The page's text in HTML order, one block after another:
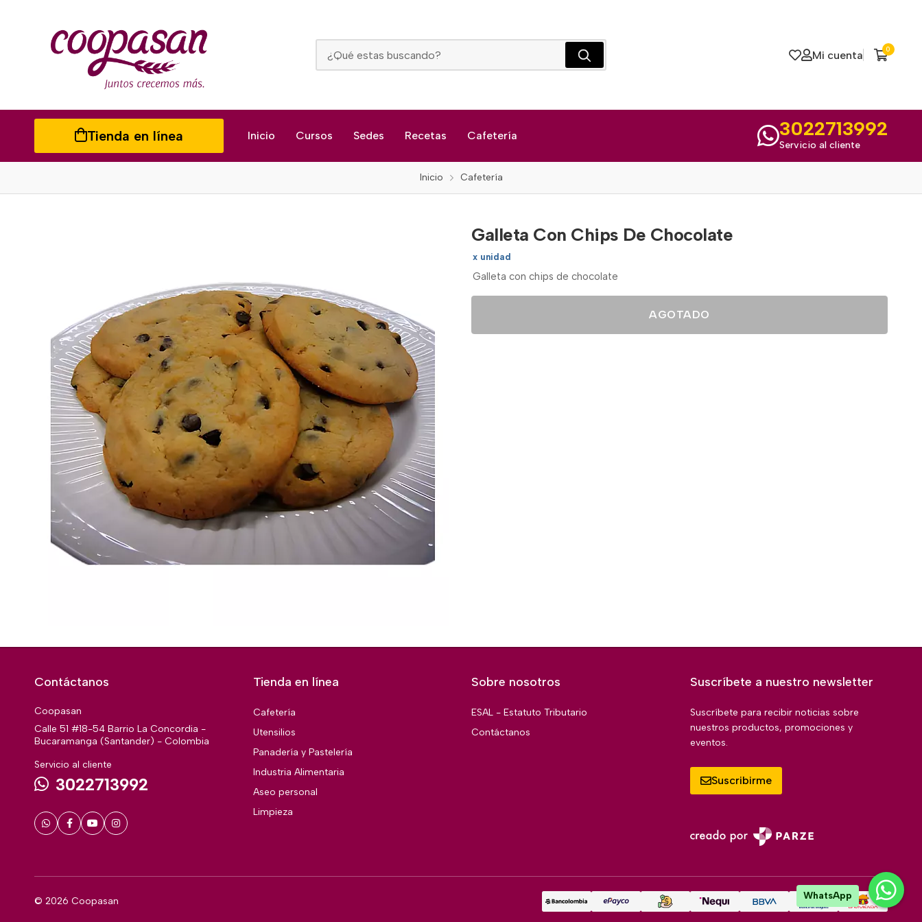
Mi cuenta 0
Tienda en línea Inicio Cursos Sedes Recetas Cafetería 3022713992
Servicio al cliente
Inicio Cafetería
Galleta Con Chips De Chocolate
x unidad
Galleta con chips de chocolate
AGOTADO
Contáctanos
Coopasan
Calle 51 #18-54 Barrio La Concordia -
Bucaramanga (Santander) - Colombia
Servicio al cliente
3022713992
Tienda en línea
Cafetería
Utensilios
Panadería y Pastelería
Industria Alimentaria
Aseo personal
Limpieza
Sobre nosotros
ESAL - Estatuto Tributario
Contáctanos
Suscríbete a nuestro newsletter
Suscríbete para recibir noticias sobre
nuestros productos, promociones y
eventos.
Suscribirme
© 2026 Coopasan WhatsApp